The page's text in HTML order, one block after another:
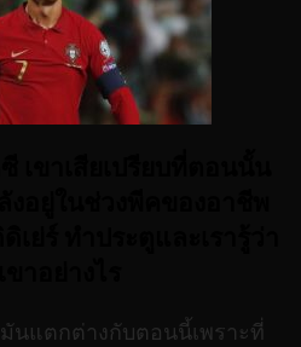
นแตกต่างกับตอนนี้เพราะที่